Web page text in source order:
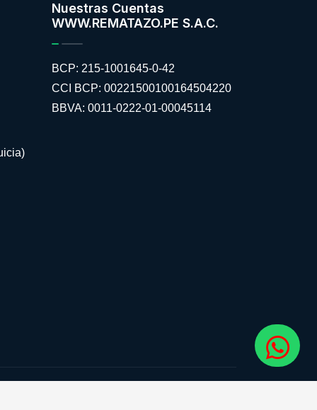
Nuestras Cuentas
WWW.REMATAZO.PE S.A.C.
BCP: 215-1001645-0-42
CCI BCP: 00221500100164504220
BBVA: 0011-0222-01-00045114